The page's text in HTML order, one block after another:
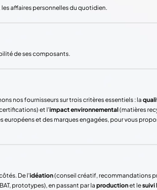
affaires personnelles du quotidien.
de ses composants.
nos fournisseurs sur trois critères essentiels : la
et l'impact environnemental(matières
et des marques engagées, pour vous
De l'idéation(conseil créatif, recommandations
prototypes), en passant par laproductionet lesuivi